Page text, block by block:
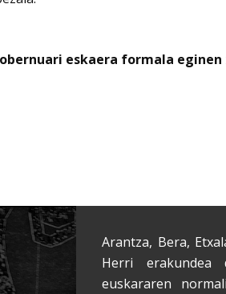
eskaera formala eginen
Arantza, Bera,
Herri
euskararen